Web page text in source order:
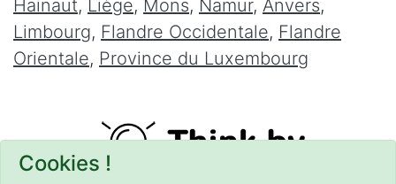
Cookies !
Hainaut, Liège, Mons, Namur, Anvers,
Limbourg, Flandre Occidentale, Flandre
Orientale, Province du Luxembourg